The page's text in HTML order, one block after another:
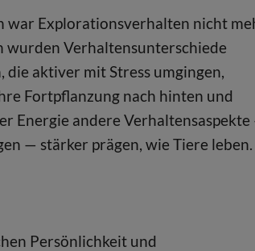
war Explorationsverhalten nicht
wurden Verhaltensunterschiede
aktiver mit Stress umgingen,
Fortpflanzung nach hinten und
Energie andere
— stärker prägen, wie Tiere leben.
Persönlichkeit und